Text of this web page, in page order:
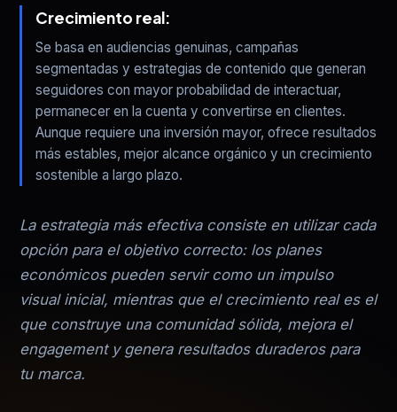
Crecimiento real:
Se basa en audiencias genuinas, campañas
segmentadas y estrategias de contenido que generan
seguidores con mayor probabilidad de interactuar,
permanecer en la cuenta y convertirse en clientes.
Aunque requiere una inversión mayor, ofrece resultados
más estables, mejor alcance orgánico y un crecimiento
sostenible a largo plazo.
La estrategia más efectiva consiste en utilizar cada
opción para el objetivo correcto: los planes
económicos pueden servir como un impulso
visual inicial, mientras que el crecimiento real es el
que construye una comunidad sólida, mejora el
engagement y genera resultados duraderos para
tu marca.